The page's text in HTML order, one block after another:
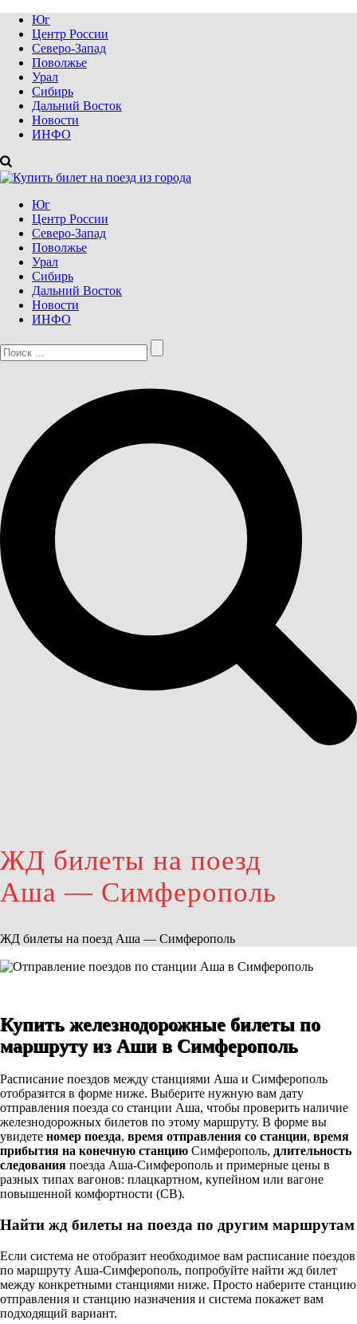
Юг
Центр России
Северо-Запад
Поволжье
Урал
Сибирь
Дальний Восток
Новости
ИНФО
Юг
Центр России
Северо-Запад
Поволжье
Урал
Сибирь
Дальний Восток
Новости
ИНФО
ЖД билеты на поезд
Аша — Симферополь
ЖД билеты на поезд Аша — Симферополь
Купить железнодорожные билеты по
маршруту из Аши в Симферополь
Расписание поездов между станциями Аша и Симферополь
отобразится в форме ниже. Выберите нужную вам дату
отправления поезда со станции Аша, чтобы проверить наличие
железнодорожных билетов по этому маршруту. В форме вы
увидете номер поезда, время отправления со станции, время
прибытия на конечную станцию Симферополь, длительность
следования поезда Аша-Симферополь и примерные цены в
разных типах вагонов: плацкартном, купейном или вагоне
повышенной комфортности (СВ).
Найти жд билеты на поезда по другим маршрутам
Если система не отобразит необходимое вам расписание поездов
по маршруту Аша-Симферополь, попробуйте найти жд билет
между конкретными станциями ниже. Просто наберите станцию
отправления и станцию назначения и система покажет вам
подходящий вариант.